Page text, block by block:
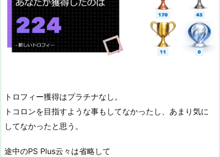
トロフィー獲得はプラチナなし。
トコロンを目指すような事もしてなかったし、あまり気に
してなかったと思う。
途中のPS Plus云々は省略して